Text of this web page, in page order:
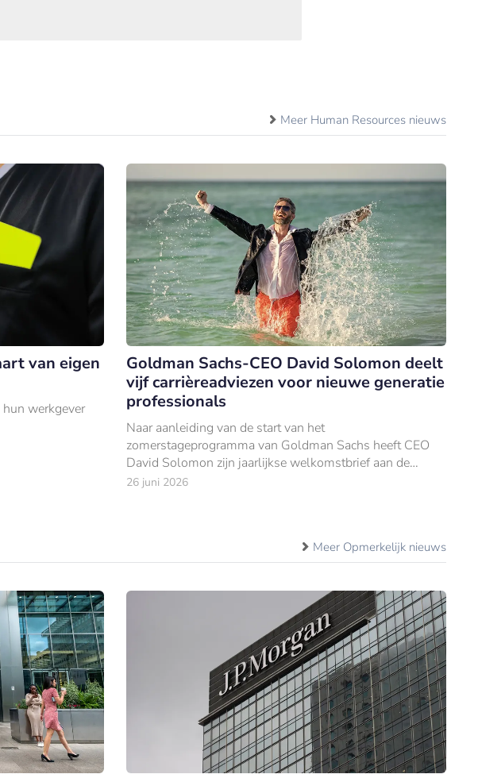
Meer Human Resources nieuws
van eigen
werkgever
Goldman Sachs-CEO David Solomon deelt
vijf carrièreadviezen voor nieuwe generatie
professionals
Naar aanleiding van de start van het
zomerstageprogramma van Goldman Sachs heeft CEO
David Solomon zijn jaarlijkse welkomstbrief aan de
nieuwe lichting Europese stagiairs gepubliceerd.
26 juni 2026
Meer Opmerkelijk nieuws